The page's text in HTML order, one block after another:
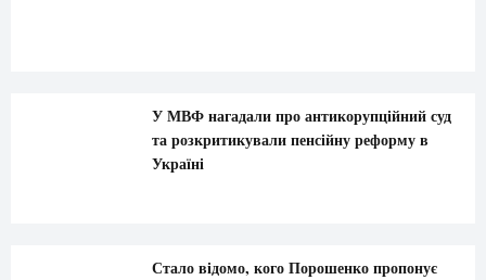
У МВФ нагадали про антикорупційний суд
та розкритикували пенсійну реформу в
Україні
Стало відомо, кого Порошенко пропонує